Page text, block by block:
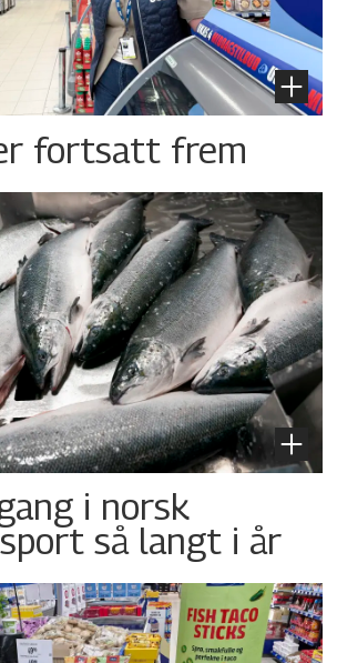
fortsatt frem
i norsk
så langt i år